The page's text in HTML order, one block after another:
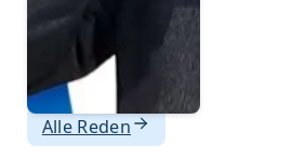
Alle Reden